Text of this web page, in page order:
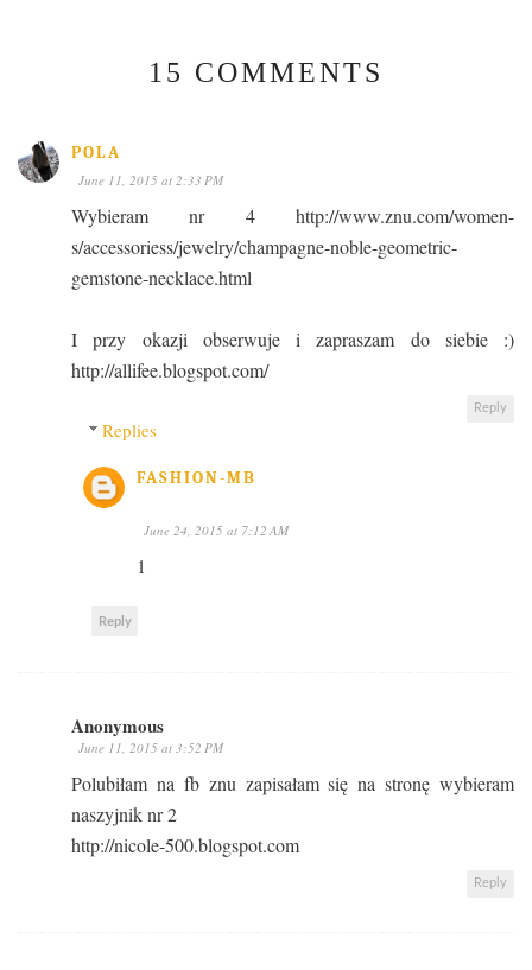
15 COMMENTS
POLA
June 11, 2015 at 2:33 PM
Wybieram nr 4 http://www.znu.com/women-
s/accessoriess/jewelry/champagne-noble-geometric-
gemstone-necklace.html
I przy okazji obserwuje i zapraszam do siebie :)
http://allifee.blogspot.com/
Reply
Replies
FASHION-MB
June 24, 2015 at 7:12 AM
1
Reply
Anonymous
June 11, 2015 at 3:52 PM
Polubiłam na fb znu zapisałam się na stronę wybieram
naszyjnik nr 2
http://nicole-500.blogspot.com
Reply